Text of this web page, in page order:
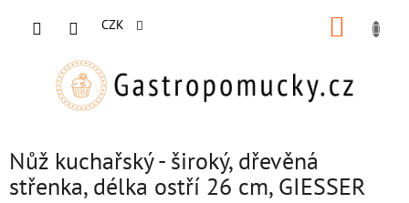
CZK
Nůž kuchařský - široký, dřevěná
střenka, délka ostří 26 cm, GIESSER